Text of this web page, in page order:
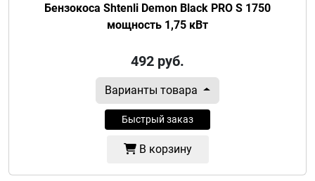
Бензокоса Shtenli Demon Black PRO S 1750
мощность 1,75 кВт
492 руб.
Варианты товара
Быстрый заказ
В корзину